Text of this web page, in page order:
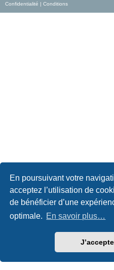
En poursuivant votre
acceptez l’utilisation de
de bénéficier d’une
optimale. En savoir plus…
J’accepte
Confidentialité | Conditions